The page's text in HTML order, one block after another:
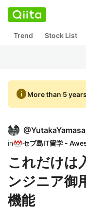
Trend Stock List
infoMore than 5
@
in
これだけは
ンジニア御
機能